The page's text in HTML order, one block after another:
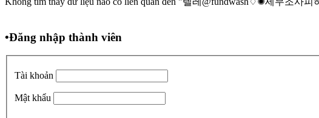
•Đăng nhập thành viên
Tài khoản
Mật khẩu